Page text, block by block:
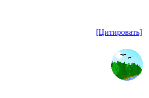
[Цитировать]